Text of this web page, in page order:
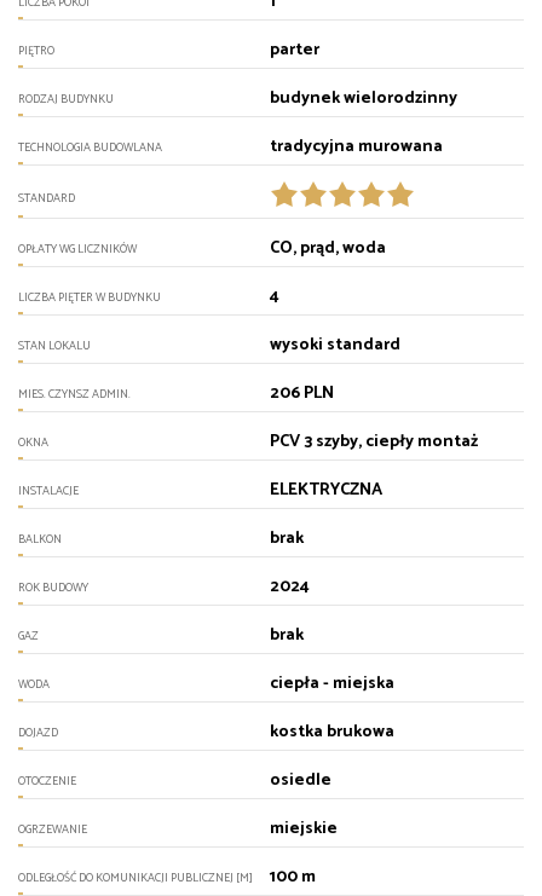
PIĘTRO parter
RODZAJ BUDYNKU budynek wielorodzinny
TECHNOLOGIA BUDOWLANA tradycyjna murowana
STANDARD
OPŁATY WG LICZNIKÓW CO, prąd, woda
LICZBA PIĘTER W BUDYNKU 4
STAN LOKALU wysoki standard
MIES. CZYNSZ ADMIN. 206 PLN
OKNA PCV 3 szyby, ciepły montaż
INSTALACJE ELEKTRYCZNA
BALKON brak
ROK BUDOWY 2024
GAZ brak
WODA ciepła - miejska
DOJAZD kostka brukowa
OTOCZENIE osiedle
OGRZEWANIE miejskie
ODLEGŁOŚĆ DO KOMUNIKACJI PUBLICZNEJ [M] 100 m